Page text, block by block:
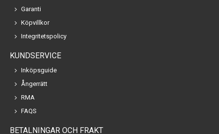
Garanti
Köpvillkor
Integritetspolicy
KUNDSERVICE
Inköpsguide
Ångerrätt
RMA
FAQS
BETALNINGAR OCH FRAKT